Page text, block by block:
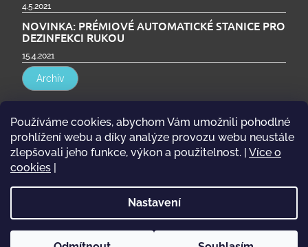
Používáme cookies, abychom Vám umožnili pohodlné
prohlížení webu a díky analýze provozu webu neustále
zlepšovali jeho funkce, výkon a použitelnost. | Více o
cookies |
Nastavení
4.5.2021
NOVINKA: PRÉMIOVÉ AUTOMATICKÉ STANICE PRO
DEZINFEKCI RUKOU
15.4.2021
Archiv
Přijímáme online platby
mytapp.cz | Oficiální webové stránky
Vytvořil Shoptet eshop.mytapp.cz. Všechna